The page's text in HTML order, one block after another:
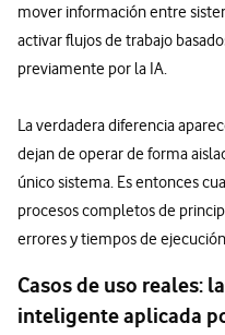
mover información entre
activar flujos de trabajo
previamente por la IA.
La verdadera diferencia
dejan de operar de forma
único sistema. Es entonces
procesos completos de
errores y tiempos de
Casos de uso reales:
inteligente aplicada